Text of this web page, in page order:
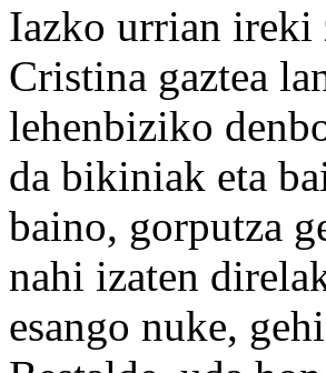
Iazko urrian ireki
Cristina gaztea
lehenbiziko
da bikiniak eta
baino, gorputza
nahi izaten
esango nuke,